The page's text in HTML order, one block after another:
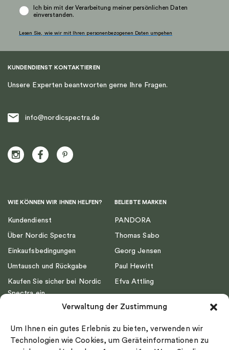
Verwaltung der Zustimmung
Um Ihnen ein gutes Erlebnis zu bieten, verwenden wir
Technologien wie Cookies, um Geräteinformationen zu
Ich bin mit der Verarbeitung meiner persönlichen Daten
einverstanden.
Lesen Sie, wie wir mit Ihren personenbezogenen Daten umgehen
KUNDENDIENST KONTAKTIEREN
Unsere Experten beantworten gerne Ihre Fragen.
info@nordicspectra.de
WIE KÖNNEN WIR IHNEN HELFEN?
Kundendienst
Über Nordic Spectra
Einkaufsbedingungen
Umtausch und Rückgabe
Kaufen Sie sicher bei Nordic
Spectra ein
Impressum
Ringgröße
BELIEBTE MARKEN
PANDORA
Thomas Sabo
Georg Jensen
Paul Hewitt
Efva Attling
Drakenberg Sjölin
Nordic Spectra